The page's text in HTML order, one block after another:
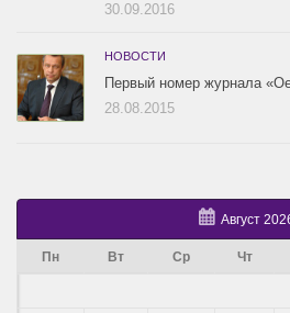
30.09.2016
НОВОСТИ
Первый номер журнала
28.08.2015
Август
Пн Вт Ср Чт